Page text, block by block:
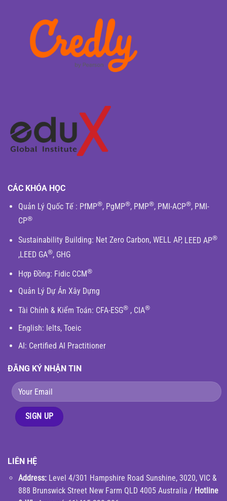
CÁC KHÓA HỌC
Quản Lý Quốc Tế: PfMP®, PgMP®, PMP®, PMI-ACP®, PMI-
CP®
Sustainability Building: Net Zero Carbon, WELL AP,LEED AP®
,LEED GA®, GHG
Hợp Đồng: Fidic CCM®
Quản Lý Dự Án Xây Dựng
Tài Chính & Kiểm Toán: CFA-ESG®, CIA®
English: Ielts, Toeic
AI: Certified AI Practitioner
ĐĂNG KÝ NHẬN TIN
LIÊN HỆ
Address:Level 4/301 Hampshire Road Sunshine, 3020, VIC &
888 Brunswick Street New Farm QLD 4005 Australia / Hotline